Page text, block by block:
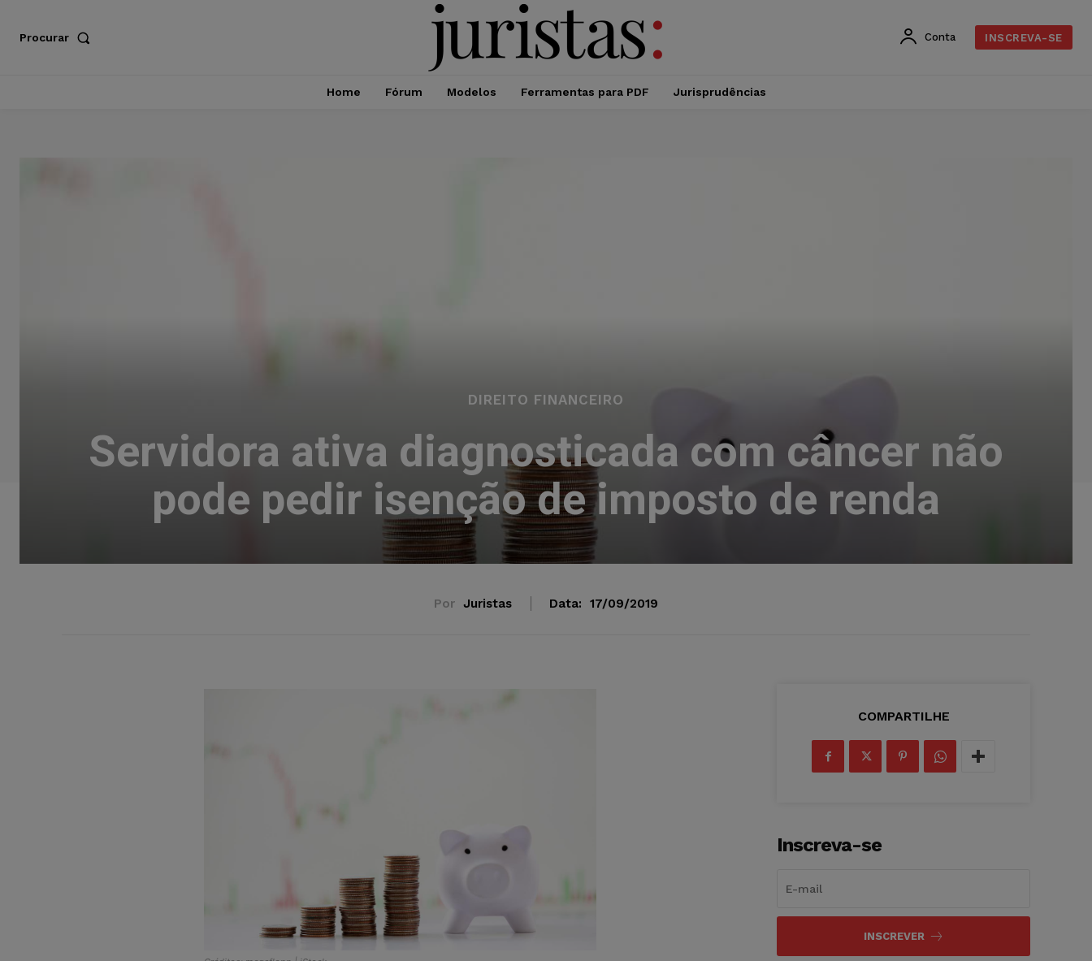
Procurar Conta INSCREVA-SE
Home Fórum Modelos Ferramentas para PDF Jurisprudências
DIREITO FINANCEIRO
Servidora ativa diagnosticada com câncer não
pode pedir isenção de imposto de renda
Por Juristas Data: 17/09/2019
COMPARTILHE
Inscreva-se
INSCREVER